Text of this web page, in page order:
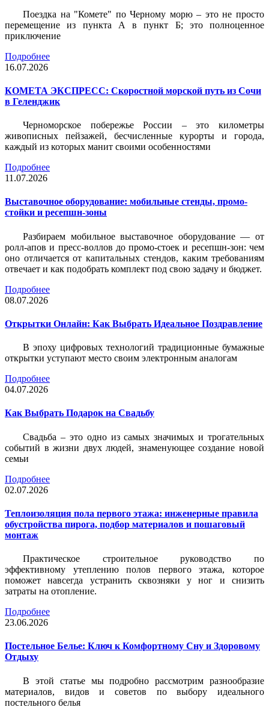
Поездка на "Комете" по Черному морю – это не просто
перемещение из пункта А в пункт Б; это полноценное
приключение
Подробнее
16.07.2026
КОМЕТА ЭКСПРЕСС: Скоростной морской путь из Сочи
в Геленджик
Черноморское побережье России – это километры
живописных пейзажей, бесчисленные курорты и города,
каждый из которых манит своими особенностями
Подробнее
11.07.2026
Выставочное оборудование: мобильные стенды, промо-
стойки и ресепшн-зоны
Разбираем мобильное выставочное оборудование — от
ролл-апов и пресс-воллов до промо-стоек и ресепшн-зон: чем
оно отличается от капитальных стендов, каким требованиям
отвечает и как подобрать комплект под свою задачу и бюджет.
Подробнее
08.07.2026
Открытки Онлайн: Как Выбрать Идеальное Поздравление
В эпоху цифровых технологий традиционные бумажные
открытки уступают место своим электронным аналогам
Подробнее
04.07.2026
Как Выбрать Подарок на Свадьбу
Свадьба – это одно из самых значимых и трогательных
событий в жизни двух людей, знаменующее создание новой
семьи
Подробнее
02.07.2026
Теплоизоляция пола первого этажа: инженерные правила
обустройства пирога, подбор материалов и пошаговый
монтаж
Практическое строительное руководство по
эффективному утеплению полов первого этажа, которое
поможет навсегда устранить сквозняки у ног и снизить
затраты на отопление.
Подробнее
23.06.2026
Постельное Белье: Ключ к Комфортному Сну и Здоровому
Отдыху
В этой статье мы подробно рассмотрим разнообразие
материалов, видов и советов по выбору идеального
постельного белья